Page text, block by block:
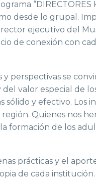
desde lo grupal.
ejecutivo del
de conexión con
perspectivas se
del valor especial de
sólido y efectivo.
Quienes nos
formación de los
prácticas y el
de cada